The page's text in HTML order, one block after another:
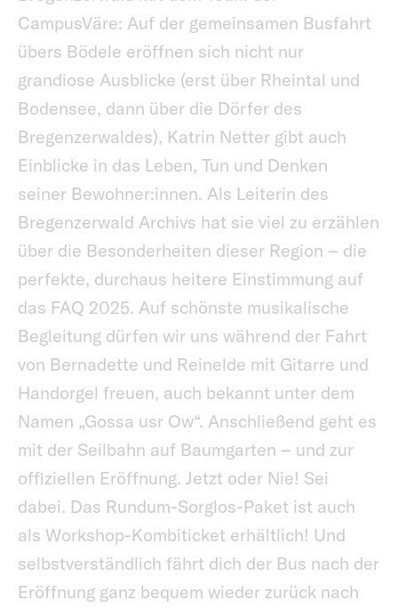
CampusVäre: Auf der gemeinsamen Busfahrt
übers Bödele eröffnen sich nicht nur
grandiose Ausblicke (erst über Rheintal und
Bodensee, dann über die Dörfer des
Bregenzerwaldes), Katrin Netter gibt auch
Einblicke in das Leben, Tun und Denken
seiner Bewohner:innen. Als Leiterin des
Bregenzerwald Archivs hat sie viel zu erzählen
über die Besonderheiten dieser Region – die
perfekte, durchaus heitere Einstimmung auf
das FAQ 2025. Auf schönste musikalische
Begleitung dürfen wir uns während der Fahrt
von Bernadette und Reinelde mit Gitarre und
Handorgel freuen, auch bekannt unter dem
Namen „Gossa usr Ow“. Anschließend geht es
mit der Seilbahn auf Baumgarten – und zur
offiziellen Eröffnung. Jetzt oder Nie! Sei
dabei. Das Rundum-Sorglos-Paket ist auch
als Workshop-Kombiticket erhältlich! Und
selbstverständlich fährt dich der Bus nach der
Eröffnung ganz bequem wieder zurück nach